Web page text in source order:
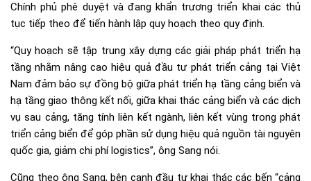
Chính phủ phê duyệt và đang khẩn trương triển khai các thủ
tục tiếp theo để tiến hành lập quy hoạch theo quy định.
“Quy hoạch sẽ tập trung xây dựng các giải pháp phát triển hạ
tầng nhằm nâng cao hiệu quả đầu tư phát triển cảng tại Việt
Nam đảm bảo sự đồng bộ giữa phát triển hạ tầng cảng biển và
hạ tầng giao thông kết nối, giữa khai thác cảng biển và các dịch
vụ sau cảng, tăng tính liên kết ngành, liên kết vùng trong phát
triển cảng biển để góp phần sử dụng hiệu quả nguồn tài nguyên
quốc gia, giảm chi phí logistics”, ông Sang nói.
Cũng theo ông Sang, bên cạnh đầu tư khai thác các bến “cảng